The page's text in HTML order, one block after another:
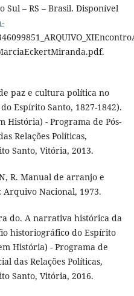
Sul – RS – Brasil. Disponível
paz e cultura política no
Espírito Santo, 1827-1842).
História) - Programa de Pós-
Relações Políticas,
Santo, Vitória, 2013.
R. Manual de arranjo e
Arquivo Nacional, 1973.
do. A narrativa histórica da
historiográfico do Espírito
História) - Programa de
das Relações Políticas,
Santo, Vitória, 2016.